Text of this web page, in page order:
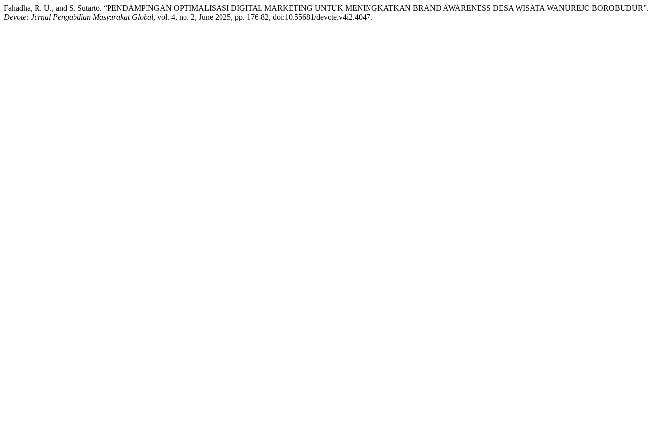
Fahadha, R. U., and S. Sutarto. “PENDAMPINGAN OPTIMALISASI DIGITAL MARKETING UNTUK MENINGKATKAN BRAND AWARENESS DESA WISATA WANUREJO BOROBUDUR”.
Devote: Jurnal Pengabdian Masyarakat Global, vol. 4, no. 2, June 2025, pp. 176-82, doi:10.55681/devote.v4i2.4047.